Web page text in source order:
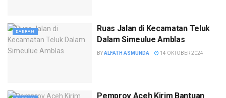
DAERAH
Ruas Jalan di Kecamatan Teluk
Dalam Simeulue Amblas
BYALFATH ASMUNDA 14 OKTOBER 2024
Pemprov Aceh Kirim Bantuan